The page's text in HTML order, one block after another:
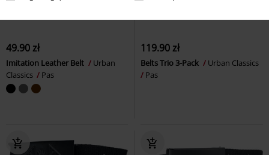
49.90 zł
Imitation Leather Belt
Urban
Classics
Pas
119.90 zł
Belts Trio 3-Pack
Urban Classics
Pas